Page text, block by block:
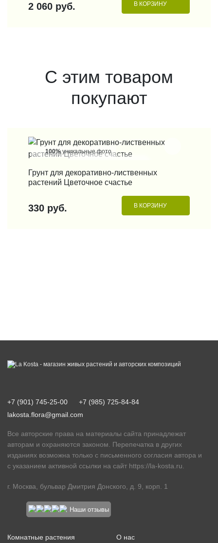
2 060 руб. В КОРЗИНУ
С этим товаром
покупают
100%уникальные фото
КУПИТЬ В 1 КЛИК
Грунт для декоративно-лиственных
растений Цветочное счастье
330 руб. В КОРЗИНУ
+7 (901) 745-25-00
+7 (985) 725-84-84
lakosta.flora@gmail.com
Все авторские права на материалы сайта принадлежат
авторам и охраняются законом. Перепечатка в других
изданиях возможна только с письменного согласия автора и
с указанием активной ссылки на сайт https://la-kosta.ru
г. Москва, бульвар Дмитрия Донского, д. 9, корп. 1
Наши отзывы
Комнатные растения О нас